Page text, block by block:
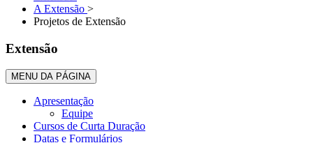
A Extensão >
Projetos de Extensão
Extensão
MENU DA PÁGINA
Apresentação
Equipe
Cursos de Curta Duração
Datas e Formulários